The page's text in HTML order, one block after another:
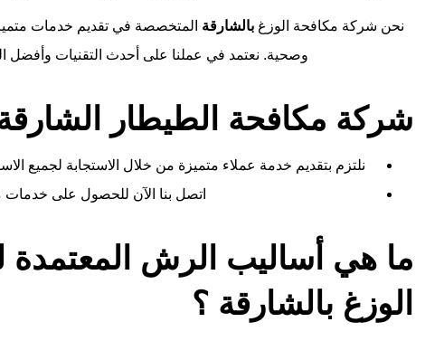
نحن شركة مكافحة الوزغبالشارقة المتخصصة في تقديم خدمات
وصحية. نعتمد في عملنا على أحدث التقنيات وأفضل
شركة مكافحة الطيطار
نلتزم بتقديم خدمة عملاء متميزة من خلال الاستجابة لجميع
اتصل بنا الآن للحصول على خدمات
ما هي أساليب الرش
الوزغ بالشارقة ؟